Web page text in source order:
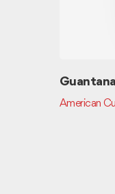
American